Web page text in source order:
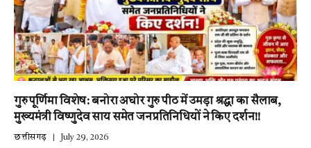
गुरु पूर्णिमा विशेष: बनोरा अघोर गुरु पीठ में उमड़ा श्रद्धा का सैलाब,
मुख्यमंत्री विष्णुदेव साय समेत जनप्रतिनिधियों ने किए दर्शन!!
छत्तीसगढ़ July 29, 2026